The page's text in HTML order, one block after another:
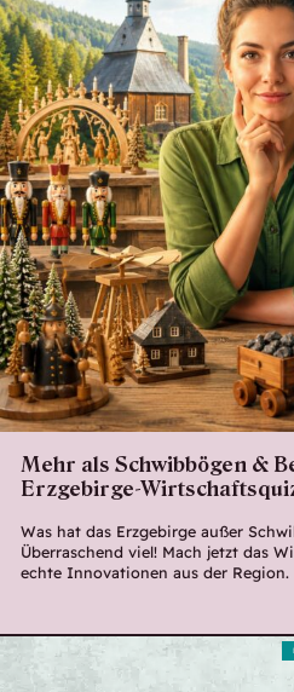
Mehr als Schwibbögen &
Erzgebirge-
Was hat das Erzgebirge außer
Überraschend viel! Mach jetzt das
echte Innovationen aus der Region.